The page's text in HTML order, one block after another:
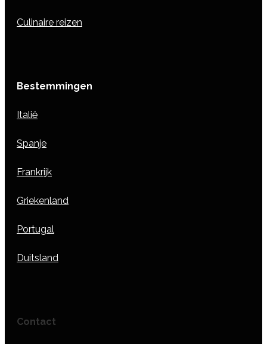
Culinaire reizen
Bestemmingen
Italië
Spanje
Frankrijk
Griekenland
Portugal
Duitsland
Contact